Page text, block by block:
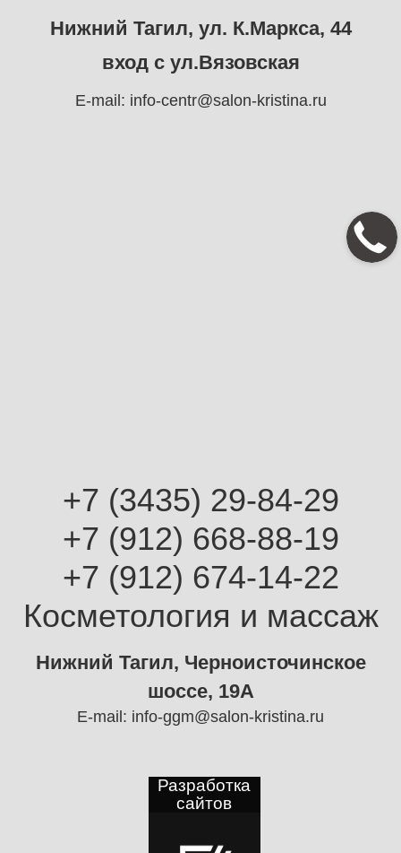
Нижний Тагил, ул. К.Маркса, 44
вход с ул.Вязовская
E-mail: info-centr@salon-kristina.ru
+7 (3435) 29-84-29
+7 (912) 668-88-19
+7 (912) 674-14-22
Косметология и массаж
Нижний Тагил, Черноисточинское
шоссе, 19А
E-mail: info-ggm@salon-kristina.ru
Разработка
сайтов